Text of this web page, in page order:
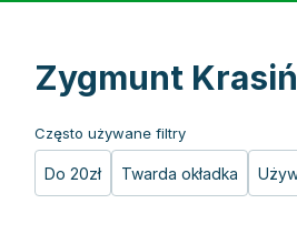
Zygmunt
Często używane filtry
Do 20zł Twarda okładka